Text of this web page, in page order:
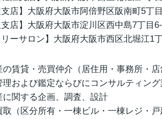
支店】大阪府大阪市阿倍野区阪南町5丁
支店】大阪府大阪市淀川区西中島7丁目
リーサロン】大阪府大阪市西区北堀江
の賃貸・売買仲介（居住用・事務所・店
理および鑑定ならびにコンサルティング
に関する企画、調査、設計
取（区分所有・一棟ビル・一棟レジ・戸